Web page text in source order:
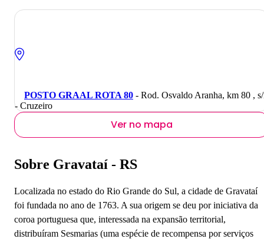
POSTO GRAAL ROTA 80 - Rod. Osvaldo Aranha, km 80 ,
- Cruzeiro
Ver no mapa
Sobre Gravataí - RS
Localizada no estado do Rio Grande do Sul, a cidade de Gravataí
foi fundada no ano de 1763. A sua origem se deu por iniciativa da
coroa portuguesa que, interessada na expansão territorial,
distribuíram Sesmarias (uma espécie de recompensa por serviços